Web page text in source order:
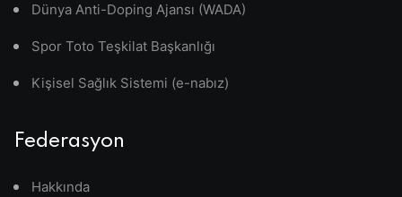
Dünya Anti-Doping Ajansı (WADA)
Spor Toto Teşkilat Başkanlığı
Kişisel Sağlık Sistemi (e-nabız)
Federasyon
Hakkında